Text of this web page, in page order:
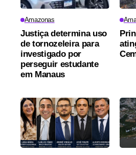
Amazonas
Justiça determina uso
de tornozeleira para
investigado por
perseguir estudante
em Manaus